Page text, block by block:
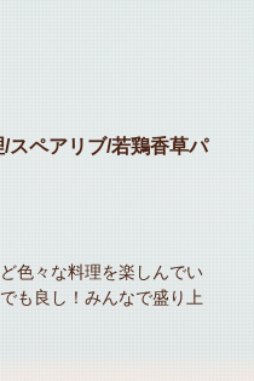
に変更もできます♪お酒の